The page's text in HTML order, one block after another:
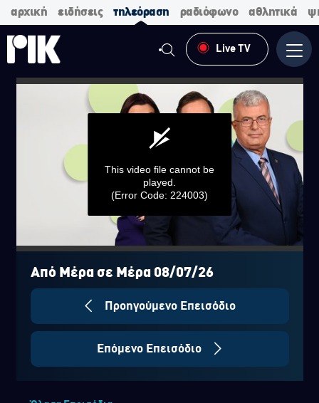
αρχική ειδήσεις τηλεόραση ραδιόφωνο αθλητικά
Live TV
0
seconds
seconds
This video file cannot be
played.
(Error Code: 224003)
Από Μέρα σε Μέρα 08/07/26
Προηγούμενο Επεισόδιο
Επόμενο Επεισόδιο